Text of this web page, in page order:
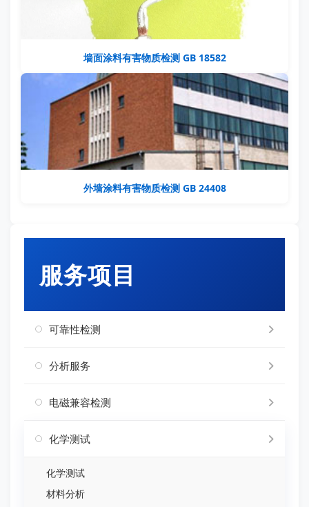
墙面涂料有害物质检测 GB 18582
外墙涂料有害物质检测 GB 24408
服务项目
可靠性检测
分析服务
电磁兼容检测
化学测试
化学测试
材料分析